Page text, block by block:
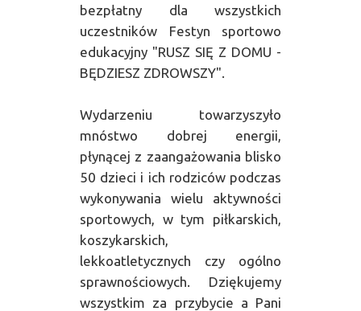
bezpłatny dla wszystkich
uczestników Festyn sportowo
edukacyjny "RUSZ SIĘ Z DOMU -
BĘDZIESZ ZDROWSZY".
Wydarzeniu towarzyszyło
mnóstwo dobrej energii,
płynącej z zaangażowania blisko
50 dzieci i ich rodziców podczas
wykonywania wielu aktywności
sportowych, w tym piłkarskich,
koszykarskich,
lekkoatletycznych czy ogólno
sprawnościowych. Dziękujemy
wszystkim za przybycie a Pani